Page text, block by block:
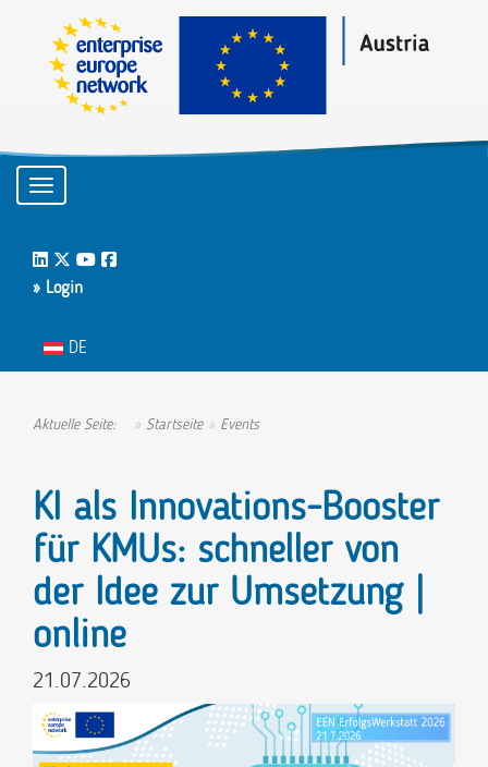
Toggle navigation
LinkedIn
Twitter
Youtube
Facebook
» Login
Sprache auswählen
DE
Aktuelle Seite: Startseite Events
KI als Innovations-Booster
für KMUs: schneller von
der Idee zur Umsetzung |
online
21.07.2026